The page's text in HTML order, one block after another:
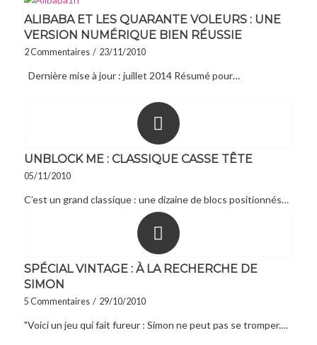
ALIBABA ET LES QUARANTE VOLEURS : UNE
VERSION NUMÉRIQUE BIEN RÉUSSIE
2 Commentaires / 23/11/2010
Dernière mise à jour : juillet 2014 Résumé pour…
UNBLOCK ME : CLASSIQUE CASSE TÊTE
05/11/2010
C’est un grand classique : une dizaine de blocs positionnés…
SPÉCIAL VINTAGE : À LA RECHERCHE DE
SIMON
5 Commentaires / 29/10/2010
"Voici un jeu qui fait fureur : Simon ne peut pas se tromper.…